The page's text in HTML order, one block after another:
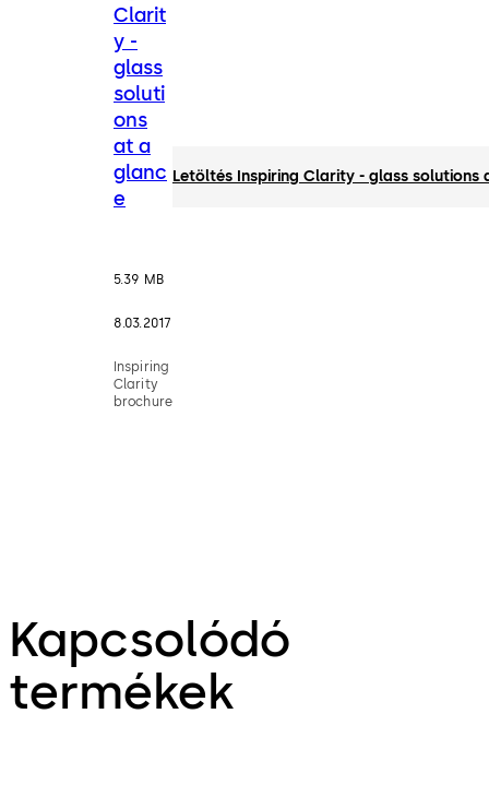
Clarit
y -
glass
soluti
ons
at a
glanc
e
5.39 MB
8.03.2017
Inspiring
Clarity
brochure
Letöltés Inspiring Clarity - glass solutions
Kapcsolódó
termékek